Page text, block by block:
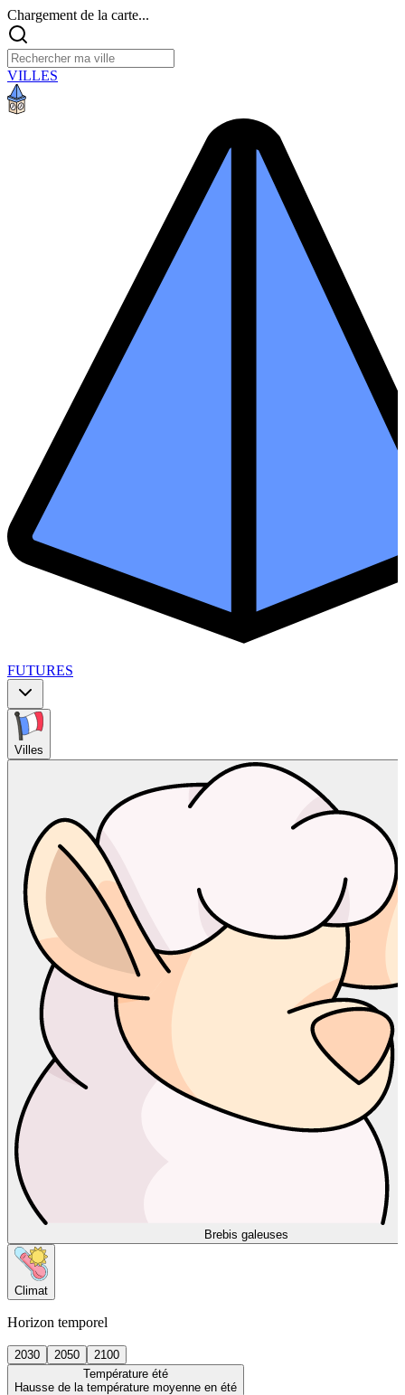
Chargement de la carte...
VILLES
FUTURES
Villes
Brebis galeuses
Climat
Horizon temporel
2030 2050
2100
Température été
Hausse de la température moyenne en été